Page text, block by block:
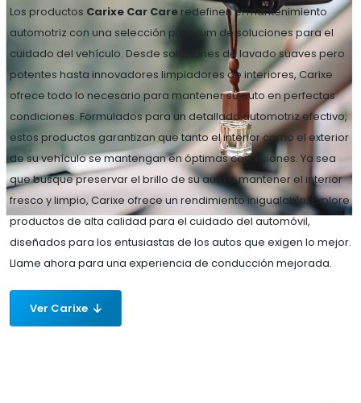
Los productos Carixe Car Careredefinen el mantenimiento
automotriz con una selección premium de soluciones para el
cuidado del vehículo. Desde soluciones de lavado suaves pero
potentes hasta innovadores limpiadores de interiores, Carixe
ofrece todo lo necesario para mantener su auto en perfectas
condiciones. Formulados para un detallado automotriz efectivo,
estos productos garantizan que tanto el interior como el exterior
de su vehículo se mantengan en óptimas condiciones. Ya sea
que busque preservar el brillo de su auto o mantener el interior
fresco y limpio, Carixe ofrece un rendimiento inigualable. Explore
productos de alta calidad para el cuidado del automóvil,
diseñados para los entusiastas de los autos que exigen lo mejor.
Llame ahora para una experiencia de conducción mejorada.
Ver Carixe